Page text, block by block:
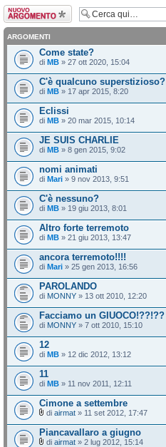
Scrivi un nuovo
argomento
ARGOMENTI
Come state?
di MB » 27 ott 2020, 15:04
C'è qualcuno superstizioso?
di MB » 17 apr 2015, 8:20
Eclissi
di MB » 20 mar 2015, 10:14
JE SUIS CHARLIE
di MB » 8 gen 2015, 9:02
nomi animati
di Mari » 9 nov 2013, 9:51
C'è nessuno?
di MB » 19 giu 2013, 8:01
Altro forte terremoto
di MB » 21 giu 2013, 13:47
ancora terremoto!!!!
di Mari » 25 gen 2013, 16:56
PAROLANDO
di MONNY » 13 ott 2010, 12:20
Facciamo un GIUOCO!??!??
di MONNY » 7 ott 2010, 15:10
12
di MB » 12 dic 2012, 13:12
11
di MB » 11 nov 2011, 12:11
Cimone a settembre
di airmat » 11 set 2012, 17:47
Piancavallaro a giugno
di airmat » 2 lug 2012, 15:14